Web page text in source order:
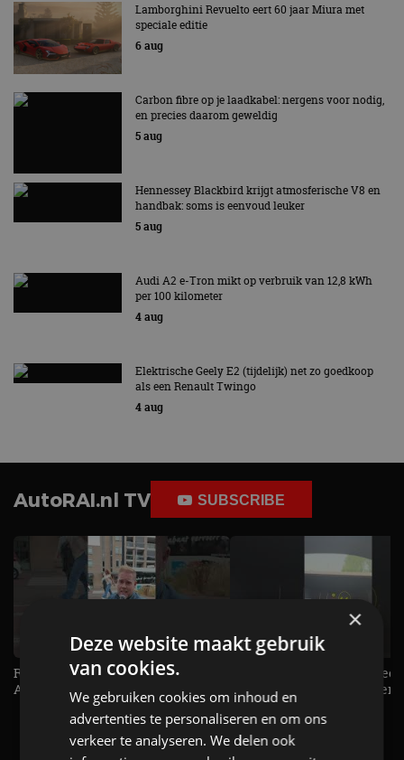
Lamborghini Revuelto eert 60 jaar Miura met
speciale editie
6 aug
Carbon fibre op je laadkabel: nergens voor nodig,
en precies daarom geweldig
5 aug
Hennessey Blackbird krijgt atmosferische V8 en
handbak: soms is eenvoud leuker
5 aug
Audi A2 e-Tron mikt op verbruik van 12,8 kWh
per 100 kilometer
4 aug
Elektrische Geely E2 (tijdelijk) net zo goedkoop
als een Renault Twingo
4 aug
AutoRAI.nl TV SUBSCRIBE
Raad jij onze nieuwe duurtester? -
AutoRAI TV
De Renault Twingo heeft een
opvallende snelheidsmeter! -
AutoRAI TV
×
Deze website maakt gebruik
van cookies.
We gebruiken cookies om inhoud en
advertenties te personaliseren en om ons
verkeer te analyseren. We delen ook